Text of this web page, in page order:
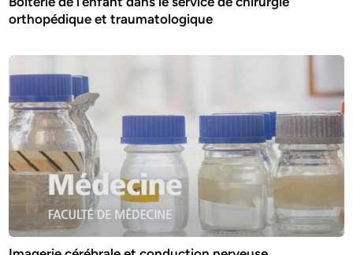
orthopédique et traumatologique